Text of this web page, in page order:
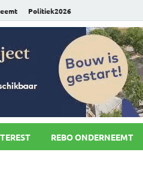
Politiek2026
REBO ONDERNEEMT